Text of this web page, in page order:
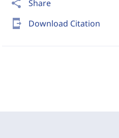
share Share
send_to_mobile Download Citation